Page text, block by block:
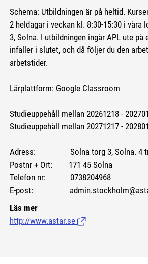
Schema: Utbildningen är på heltid.
2 heldagar i veckan kl. 8:30-15:30 i våra
3, Solna. I utbildningen ingår APL ute på
infaller i slutet, och då följer du den
arbetstider.
Lärplattform: Google Classroom
Studieuppehåll mellan 20261218 -
Studieuppehåll mellan 20271217 -
Adress: Solna torg 3, Solna. 4
Postnr + Ort: 171 45 Solna
Telefon nr: 0738204968
E-post:
Läs mer
http://www.astar.se (Länk till extern sida.)